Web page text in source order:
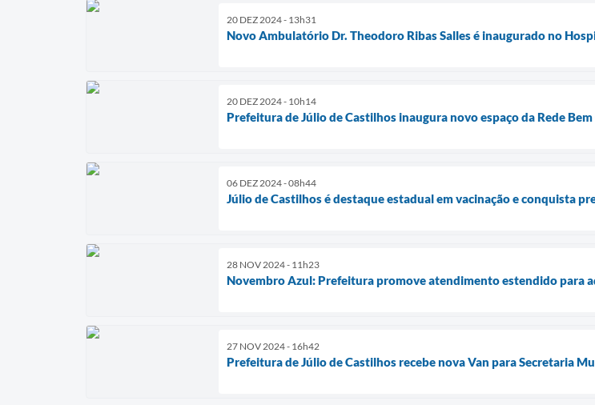
20 DEZ 2024 - 13h31
Novo Ambulatório Dr. Theodoro Ribas Salles é inaugurado no
20 DEZ 2024 - 10h14
Prefeitura de Júlio de Castilhos inaugura novo espaço da Rede
06 DEZ 2024 - 08h44
Júlio de Castilhos é destaque estadual em vacinação e conquista
28 NOV 2024 - 11h23
Novembro Azul: Prefeitura promove atendimento estendido para
27 NOV 2024 - 16h42
Prefeitura de Júlio de Castilhos recebe nova Van para Secretaria